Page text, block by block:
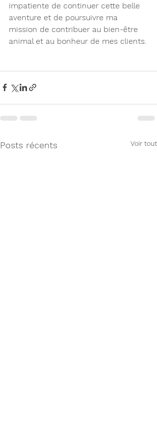
impatiente de continuer cette belle
aventure et de poursuivre ma
mission de contribuer au bien-être
animal et au bonheur de mes clients.
Posts récents Voir tout